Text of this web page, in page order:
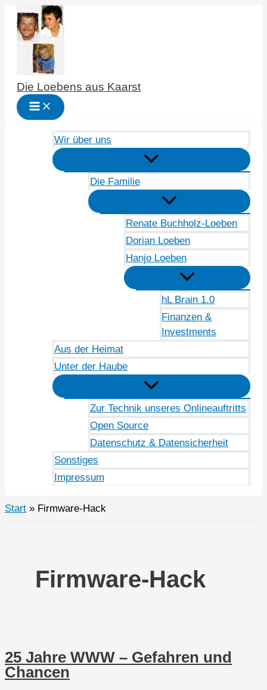
Zum
Inhalt
springen
Die Loebens aus Kaarst
Wir über uns
Die Familie
Renate Buchholz-Loeben
Dorian Loeben
Hanjo Loeben
hL Brain 1.0
Finanzen &
Investments
Aus der Heimat
Unter der Haube
Zur Technik unseres Onlineauftritts
Open Source
Datenschutz & Datensicherheit
Sonstiges
Impressum
Start Firmware-Hack
Firmware-Hack
25 Jahre WWW – Gefahren und
Chancen